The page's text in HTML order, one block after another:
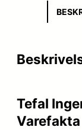
Tefal
Varefakta